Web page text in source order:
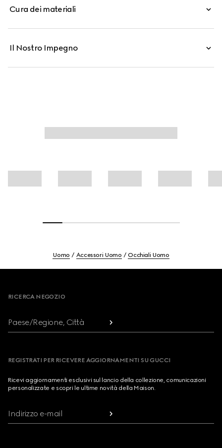
Cura dei materiali
Il Nostro Impegno
Uomo Accessori Uomo Occhiali Uomo
RICERCA NEGOZIO
Paese/Regione, Città
REGISTRATI PER RICEVERE AGGIORNAMENTI SU GUCCI
Ricevi aggiornamenti esclusivi sul lancio della collezione, comunicazioni
personalizzate e scopri le ultime novità della Maison.
Indirizzo e-mail